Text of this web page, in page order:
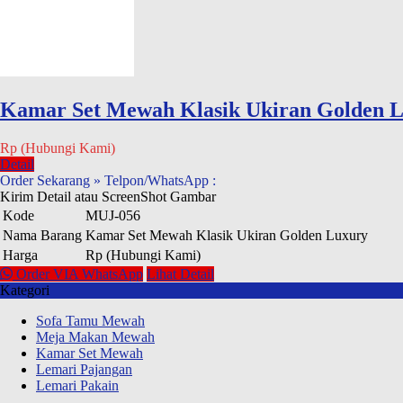
Kamar Set Mewah Klasik Ukiran Golden
Rp (Hubungi Kami)
Detail
Order Sekarang » Telpon/WhatsApp :
Kirim Detail atau ScreenShot Gambar
Kode
MUJ-056
Nama Barang Kamar Set Mewah Klasik Ukiran Golden Luxury
Harga
Rp (Hubungi Kami)
Order VIA WhatsApp Lihat Detail
Kategori
Sofa Tamu Mewah
Meja Makan Mewah
Kamar Set Mewah
Lemari Pajangan
Lemari Pakain